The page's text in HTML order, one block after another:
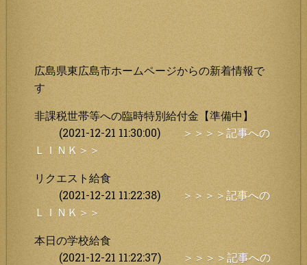
広島県東広島市ホームページからの新着情報で
す
非課税世帯等への臨時特別給付金【準備中】
(2021-12-21 11:30:00)
＞＞＞＞記事への
ＬＩＮＫ＞＞
リクエスト給食
(2021-12-21 11:22:38)
＞＞＞＞記事への
ＬＩＮＫ＞＞
本日の学校給食
(2021-12-21 11:22:37)
＞＞＞＞記事への